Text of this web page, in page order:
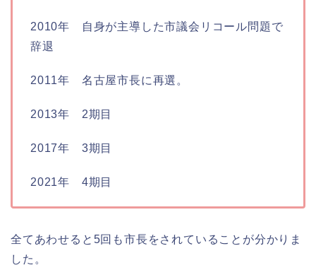
2010年 自身が主導した市議会リコール問題で
辞退
2011年 名古屋市長に再選。
2013年 2期目
2017年 3期目
2021年 4期目
全てあわせると5回も市長をされていることが分かりま
した。